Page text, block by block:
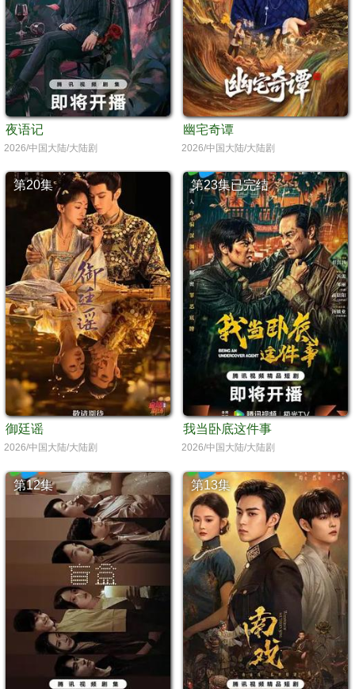
夜语记
2026/中国大陆/大陆剧
幽宅奇谭
2026/中国大陆/大陆剧
第20集
御廷谣
2026/中国大陆/大陆剧
第23集已完结
我当卧底这件事
2026/中国大陆/大陆剧
第12集 第13集